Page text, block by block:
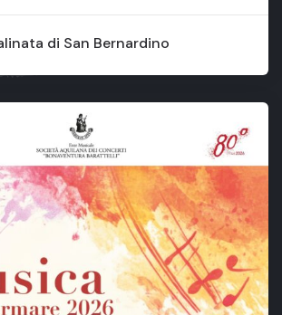
di San Bernardino